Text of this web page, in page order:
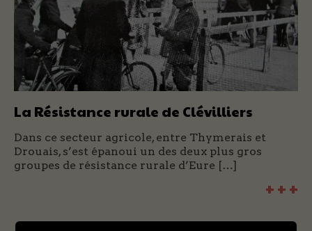
La Résistance rurale de Clévilliers
Dans ce secteur agricole, entre Thymerais et
Drouais, s’est épanoui un des deux plus gros
groupes de résistance rurale d’Eure […]
+ + +